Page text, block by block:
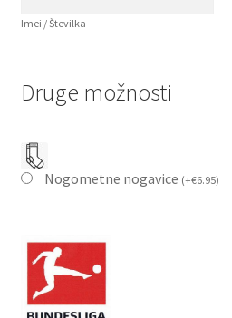
Imei / Številka
Druge možnosti
Nogometne nogavice (+€6.95)